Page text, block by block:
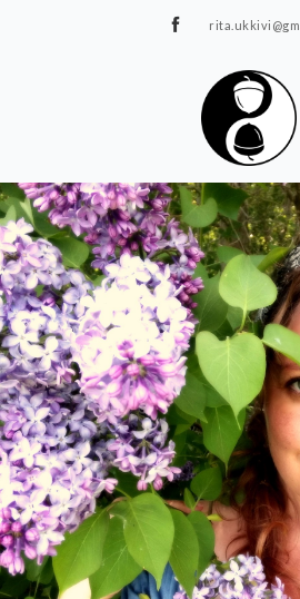
STUUDIOST
TUNNIPLAAN
JOOGA/
TERAAPIA
ÜRITUSED
TIIMIDELE
GALERII
KONTAKT